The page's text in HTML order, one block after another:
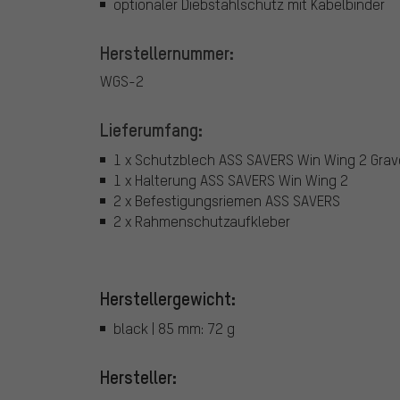
Herstellernummer:
WGS-2
Lieferumfang:
1 x Schutzblech ASS SAVERS Win Wing 2
1 x Halterung ASS SAVERS Win Wing 2
2 x Befestigungsriemen ASS SAVERS
2 x Rahmenschutzaufkleber
Herstellergewicht:
black | 85 mm: 72 g
Hersteller: